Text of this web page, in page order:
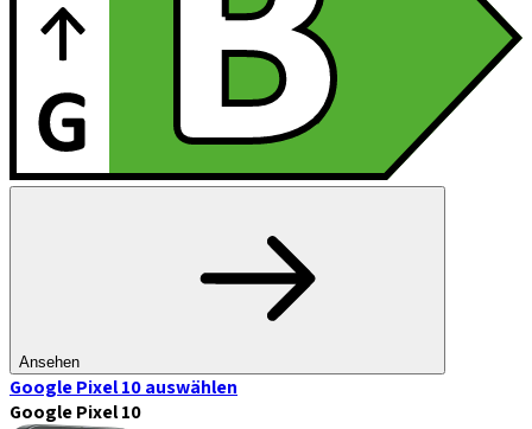
Ansehen
Google Pixel 10auswählen
Google Pixel 10